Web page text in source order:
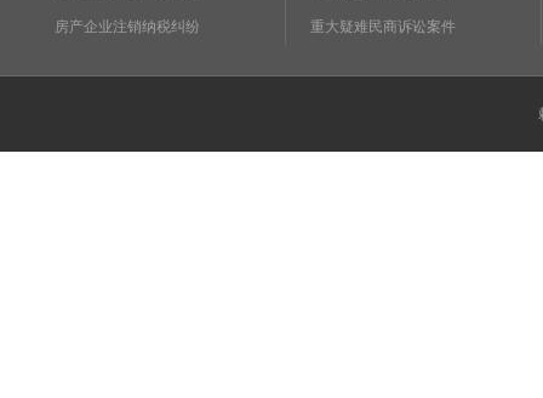
房产企业注销纳税纠纷 重大疑难民商诉讼案件